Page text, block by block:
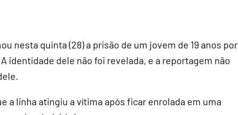
nesta quinta (28) a prisão de um jovem de 19 anos por
identidade dele não foi revelada, e a reportagem não
a linha atingiu a vítima após ficar enrolada em uma